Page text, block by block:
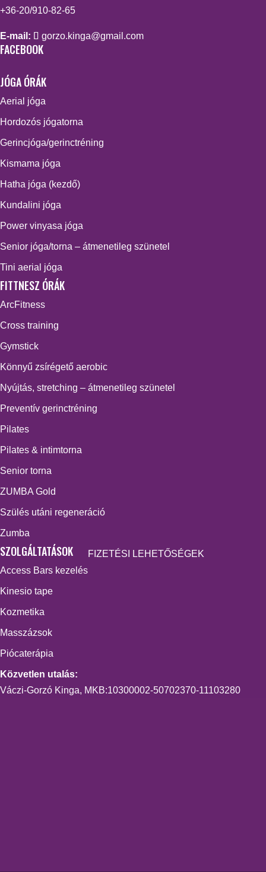
+36-20/910-82-65
E-mail: gorzo.kinga@gmail.com
FACEBOOK
JÓGA ÓRÁK
Aerial jóga
Hordozós jógatorna
Gerincjóga/gerinctréning
Kismama jóga
Hatha jóga (kezdő)
Kundalini jóga
Power vinyasa jóga
Senior jóga/torna – átmenetileg szünetel
Tini aerial jóga
FITTNESZ ÓRÁK
ArcFitness
Cross training
Gymstick
Könnyű zsírégető aerobic
Nyújtás, stretching – átmenetileg szünetel
Preventív gerinctréning
Pilates
Pilates & intimtorna
Senior torna
ZUMBA Gold
Szülés utáni regeneráció
Zumba
SZOLGÁLTATÁSOK
Access Bars kezelés
Kinesio tape
Kozmetika
Masszázsok
Piócaterápia
FIZETÉSI LEHETŐSÉGEK
Közvetlen utalás:
Váczi-Gorzó Kinga, MKB:10300002-50702370-11103280